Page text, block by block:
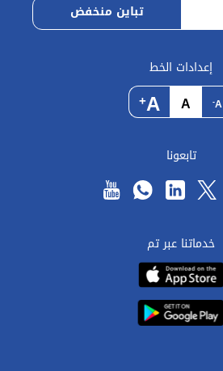
تباين منخفض
إعدادات الخط
A
-
A
A
+
تابعونا
خدماتنا عبر تم